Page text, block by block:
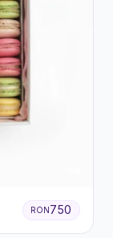
RON750